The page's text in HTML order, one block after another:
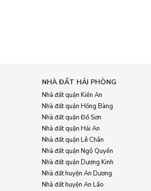
NHÀ ĐẤT HẢI PHÒNG
Nhà đất quận Kiến An
Nhà đất quận Hồng Bàng
Nhà đất quận Đồ Sơn
Nhà đất quận Hải An
Nhà đất quận Lê Chân
Nhà đất quận Ngô Quyền
Nhà đất quận Dương Kinh
Nhà đất huyện An Dương
Nhà đất huyện An Lão